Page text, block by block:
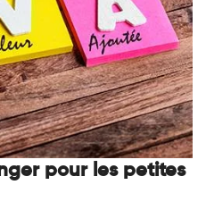
pour les petites